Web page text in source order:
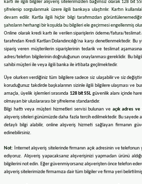
kartı ile ilgili bilgiler alışveriş sitelerimizden bağımsız olarak 128 bit
şifrelenip sorgulanmak üzere ilgili bankaya ulaştırılır. Kartın
devam edilir. Kartla ilgili hiçbir bilgi tarafımızdan
şahısların herhangi bir koşulda bu bilgileri ele geçirmesi engellenmiş
Online olarak kredi kartı ile verilen siparişlerin ödeme/fatura/teslimat
tarafından Kredi Kartları Dolandırıcılığı'na karşı denetlenmektedir.
sipariş veren müşterilerin siparişlerinin tedarik ve teslimat
adres/telefon bilgilerinin doğruluğunun onaylanması gereklidir. Bu
sahibi müşteri ile veya ilgili banka ile irtibata geçilmektedir.
Üye olurken verdiğiniz tüm bilgilere sadece siz ulaşabilir ve siz
koruduğunuz takdirde başkalarının sizinle ilgili bilgilere ulaşması ve
amaçla, üyelik işlemleri sırasında 128 bit SSL güvenlik alanı içinde
olmayan bir uluslararası bir şifreleme standardıdır.
Bilgi hattı veya müşteri hizmetleri servisi bulunan ve açık adres
alışveriş siteleri günümüzde daha fazla tercih edilmektedir. Bu sayede
detaylı bilgi alabilir, online alışveriş hizmeti sağlayan firmanın
edinebilirsiniz.
Not:
İnternet alışveriş sitelerinde firmanın açık adresinin ve
ediyoruz. Alışveriş yapacaksanız alışverişinizi yapmadan ürünü
bilgilerini not edin. Eğer güvenmiyorsanız alışverişten önce telefon
alışveriş sitelerimizde firmamıza dair tüm bilgiler ve firma yeri